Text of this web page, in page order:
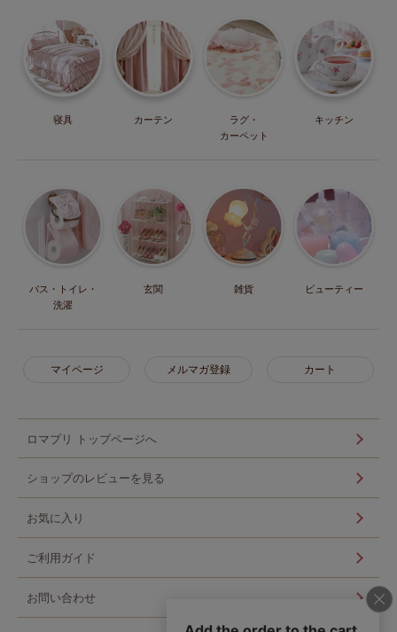
寝具 カーテン
ラグ・
カーペット
キッチン
バス・トイレ・
洗濯
玄関 雑貨 ビューティー
マイページ メルマガ登録 カート
ロマプリ トップページへ
ショップのレビューを見る
お気に入り
ご利用ガイド
お問い合わせ